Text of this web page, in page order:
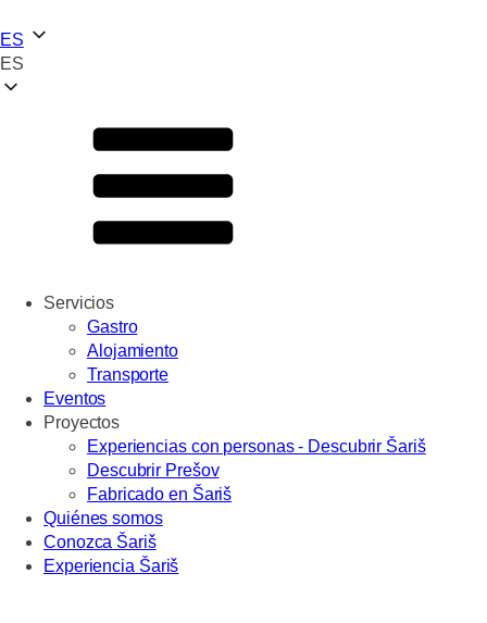
ES
ES
Servicios
Gastro
Alojamiento
Transporte
Eventos
Proyectos
Experiencias con personas - Descubrir Šariš
Descubrir Prešov
Fabricado en Šariš
Quiénes somos
Conozca Šariš
Experiencia Šariš